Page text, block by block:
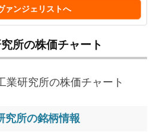
ァンジェリストへ
所の株価チャート
究所の銘柄情報